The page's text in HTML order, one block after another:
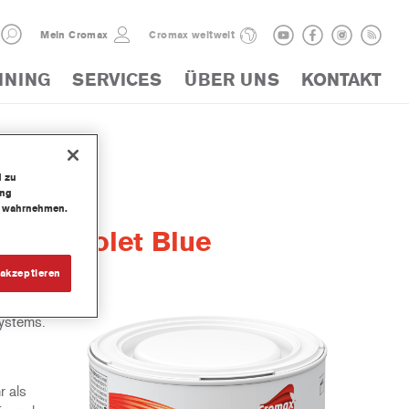
Mein Cromax Cromax weltweit
SERVICES ÜBER UNS KONTAKT
Violet Blue
als
zu